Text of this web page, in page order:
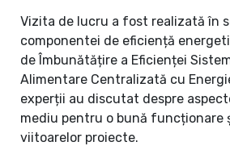
Vizita de lucru a fost realizată în
componentei de eficiență
de Îmbunătățire a Eficienței
Alimentare Centralizată cu
experții au discutat despre
mediu pentru o bună funcționare
viitoarelor proiecte.